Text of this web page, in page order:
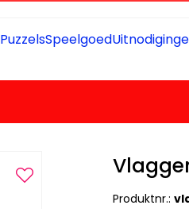
PuzzelsSpeelgoed
Produktnr.: